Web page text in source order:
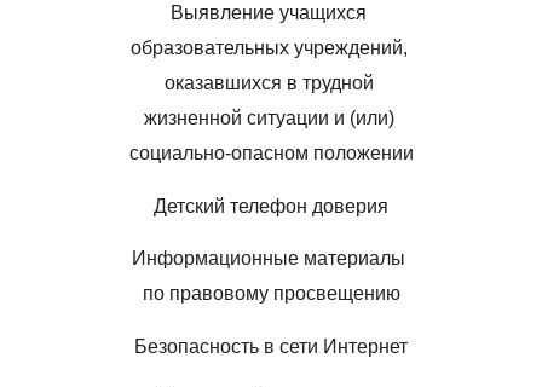
Выявление учащихся
образовательных учреждений,
оказавшихся в трудной
жизненной ситуации и (или)
социально-опасном положении
Детский телефон доверия
Информационные материалы
по правовому просвещению
Безопасность в сети Интернет